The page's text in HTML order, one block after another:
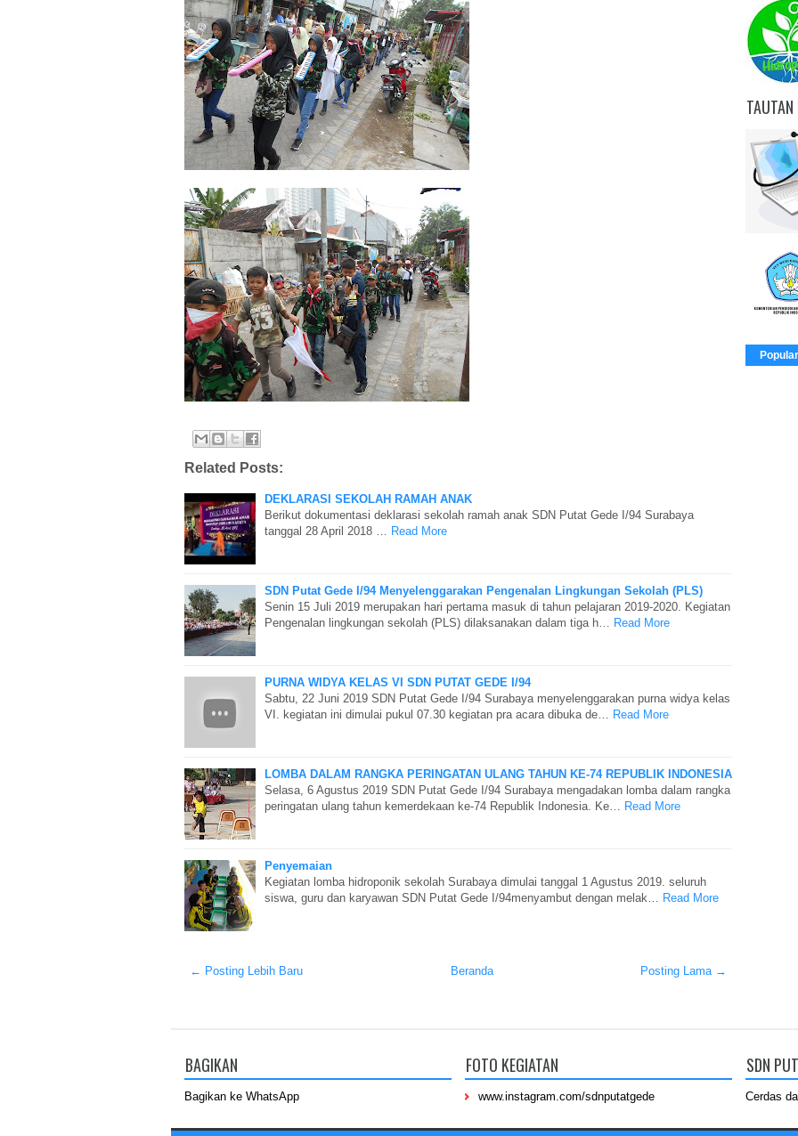
Related Posts:
DEKLARASI SEKOLAH RAMAH ANAK
Berikut dokumentasi deklarasi sekolah ramah anak SDN Putat Gede I/94 Surabaya
tanggal 28 April 2018 …
Read More
SDN Putat Gede I/94 Menyelenggarakan Pengenalan Lingkungan Sekolah (PLS)
Senin 15 Juli 2019 merupakan hari pertama masuk di tahun pelajaran 2019-2020. Kegiatan
Pengenalan lingkungan sekolah (PLS) dilaksanakan dalam tiga h…
Read More
PURNA WIDYA KELAS VI SDN PUTAT GEDE I/94
Sabtu, 22 Juni 2019 SDN Putat Gede I/94 Surabaya menyelenggarakan purna widya kelas
VI. kegiatan ini dimulai pukul 07.30 kegiatan pra acara dibuka de…
Read More
LOMBA DALAM RANGKA PERINGATAN ULANG TAHUN KE-74 REPUBLIK INDONESIA
Selasa, 6 Agustus 2019 SDN Putat Gede I/94 Surabaya mengadakan lomba dalam rangka
peringatan ulang tahun kemerdekaan ke-74 Republik Indonesia. Ke…
Read More
Penyemaian
Kegiatan lomba hidroponik sekolah Surabaya dimulai tanggal 1 Agustus 2019. seluruh
siswa, guru dan karyawan SDN Putat Gede I/94menyambut dengan melak…
Read More
← Posting Lebih Baru Posting Lama →
Beranda
TAUTAN
Popular
BAGIKAN
Bagikan ke WhatsApp
FOTO KEGIATAN
www.instagram.com/sdnputatgede
SDN
Cerdas